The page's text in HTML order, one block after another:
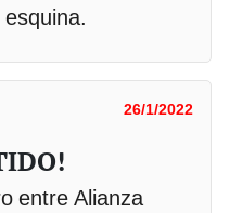
26/1/2022
entre Alianza